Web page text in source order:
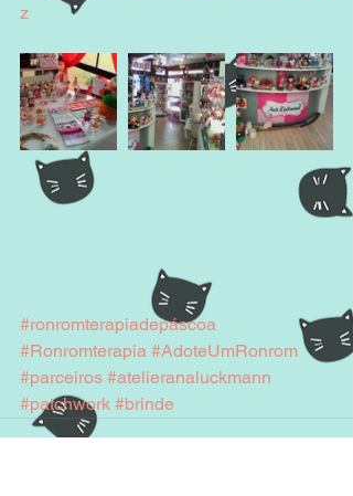
z
#ronromterapiadepáscoa
#Ronromterapia #AdoteUmRonrom
#parceiros #atelieranaluckmann
#patchwork #brinde